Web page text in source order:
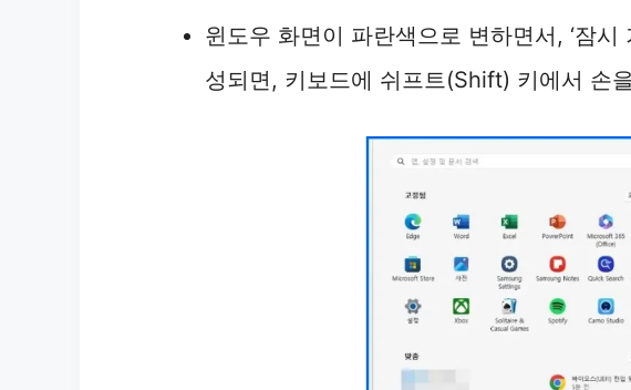
윈도우 화면이 파란색으로 변하면서, ‘잠시
성되면, 키보드에 쉬프트(Shift) 키에서 손